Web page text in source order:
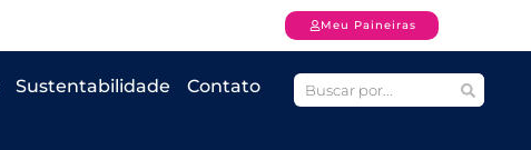
Meu Paineiras
Sustentabilidade Contato